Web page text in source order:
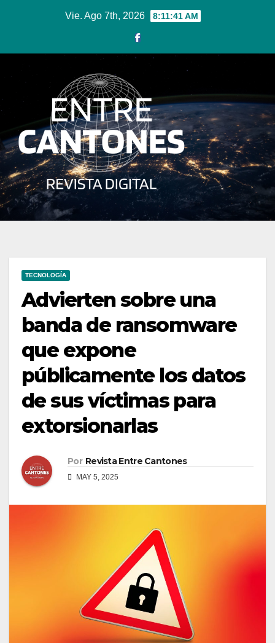
Vie. Ago 7th, 2026 8:11:42 AM
TECNOLOGÍA
Advierten sobre una
banda de ransomware
que expone
públicamente los datos
de sus víctimas para
extorsionarlas
Por Revista Entre Cantones
MAY 5, 2025